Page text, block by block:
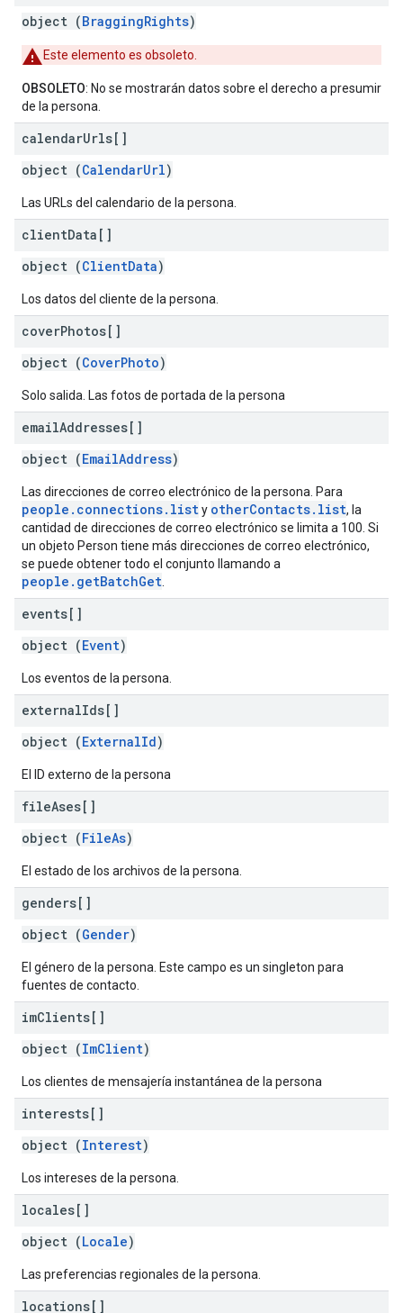
object (BraggingRights)
Este elemento es obsoleto.
OBSOLETO: No se mostrarán datos sobre el derecho a presumir
de la persona.
calendarUrls[]
object (CalendarUrl)
Las URLs del calendario de la persona.
clientData[]
object (ClientData)
Los datos del cliente de la persona.
coverPhotos[]
object (CoverPhoto)
Solo salida. Las fotos de portada de la persona
emailAddresses[]
object (EmailAddress)
Las direcciones de correo electrónico de la persona. Para
people.connections.listy otherContacts.list, la
cantidad de direcciones de correo electrónico se limita a 100. Si
un objeto Person tiene más direcciones de correo electrónico,
se puede obtener todo el conjunto llamando a
people.getBatchGet
events[]
object (Event)
Los eventos de la persona.
externalIds[]
object (ExternalId)
El ID externo de la persona
fileAses[]
object (FileAs)
El estado de los archivos de la persona.
genders[]
object (Gender)
El género de la persona. Este campo es un singleton para
fuentes de contacto.
imClients[]
object (ImClient)
Los clientes de mensajería instantánea de la persona
interests[]
object (Interest)
Los intereses de la persona.
locales[]
object (Locale)
Las preferencias regionales de la persona.
locations[]